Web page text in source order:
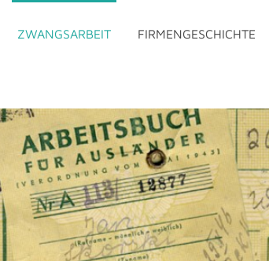
ZWANGSARBEIT FIRMENGESCHICHTE